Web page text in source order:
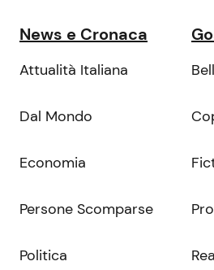
News e Cronaca
Attualità Italiana
Dal Mondo
Economia
Persone Scomparse
Politica